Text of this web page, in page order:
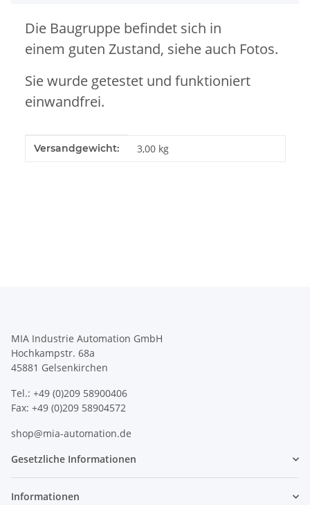
Die Baugruppe befindet sich in
einem guten Zustand, siehe auch Fotos.
Sie wurde getestet und funktioniert
einwandfrei.
Produkteigenschaft
Wert
Versandgewicht: 3,00 kg
MIA Industrie Automation GmbH
Hochkampstr. 68a
45881 Gelsenkirchen
Tel.: +49 (0)209 58900406
Fax: +49 (0)209 58904572
shop@mia-automation.de
Gesetzliche Informationen
Informationen